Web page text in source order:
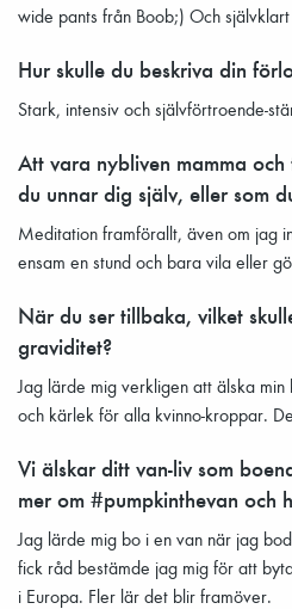
wide pants från Boob;) Och
Hur skulle du beskriva din
Stark, intensiv och självförtroende-
Att vara nybliven mamma
du unnar dig själv, eller som
Meditation framförallt, även om jag
ensam en stund och bara vila eller
När du ser tillbaka, vilket
graviditet?
Jag lärde mig verkligen att älska
och kärlek för alla kvinno-kroppar.
Vi älskar ditt van-liv som
mer om #pumpkinthevan och
Jag lärde mig bo i en van när jag
fick råd bestämde jag mig för att
i Europa. Fler lär det blir framöver.